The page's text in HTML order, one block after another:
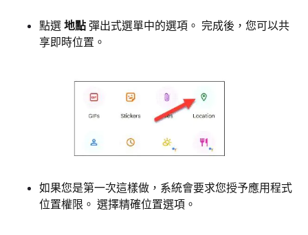
點選地點 彈出式選單中的選項。 完成後，您可以共
享即時位置。
如果您是第一次這樣做，系統會要求您授予應用程式
位置權限。 選擇精確位置選項。